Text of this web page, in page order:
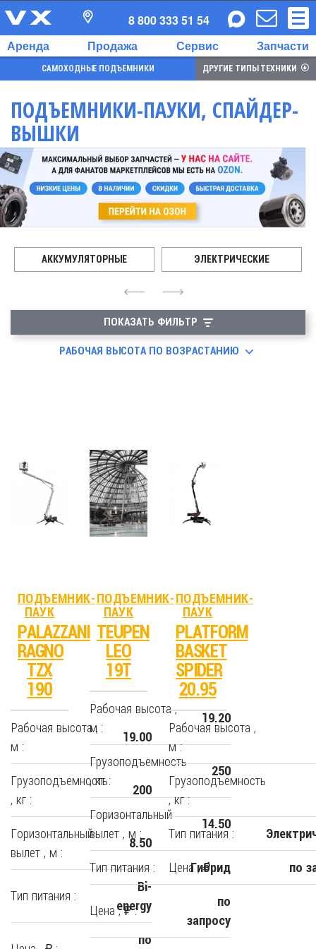
Аренда Продажа Сервис Запчасти
8 800 333 51 54
САМОХОДНЫЕ ПОДЪЕМНИКИ ДРУГИЕ ТИПЫ ТЕХНИКИ
ПОДЪЕМНИКИ-ПАУКИ, СПАЙДЕР-
ВЫШКИ
4
АККУМУЛЯТОРНЫЕ ЭЛЕКТРИЧЕСКИЕ
6
ПОКАЗАТЬ ФИЛЬТР
РАБОЧАЯ ВЫСОТА ПО ВОЗРАСТАНИЮ
ПОДЪЕМНИК-
ПАУК
PALAZZANI
RAGNO
TZX
190
Рабочая высота ,
м :
19.00
Грузоподъемность
, кг :
200
Горизонтальный
вылет , м :
8.50
Тип питания :
Bi-
energy
по
ПОДЪЕМНИК-
ПАУК
TEUPEN
LEO
19T
Рабочая высота ,
м :
19.20
Грузоподъемность
, кг :
250
Горизонтальный
вылет , м :
14.50
Тип питания : Гибрид
Цена , ₽ :
по
запросу
ПОДЪЕМНИК-
ПАУК
PLATFORM
BASKET
SPIDER
20.95
Рабочая высота ,
м :
Грузоподъемность
, кг :
Тип питания :
Цена , ₽ : по